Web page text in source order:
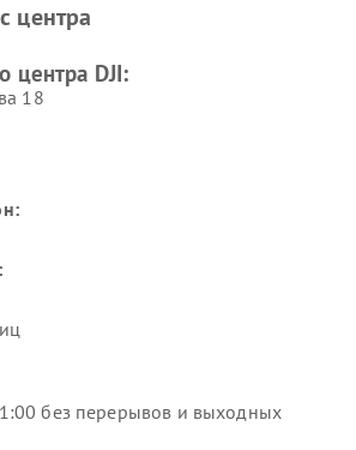
центра
центра DJI:
18
без перерывов и выходных